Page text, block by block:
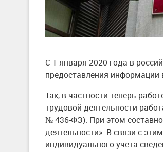
С 1 января 2020 года в
предоставления информации
Так, в частности теперь
трудовой деятельности
№ 436-ФЗ). При этом
деятельности». В связи с
индивидуального учета